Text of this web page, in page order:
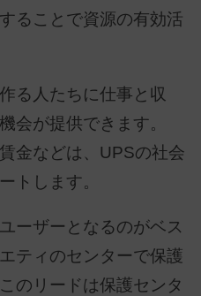
ることで資源の有効活
る人たちに仕事と収
会が提供できます。
金などは、UPSの社会
トします。
ーザーとなるのがベス
ティのセンターで保護
のリードは保護センタ